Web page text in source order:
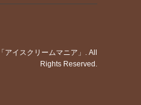
アイスクリームマニア」 . All
Rights Reserved.